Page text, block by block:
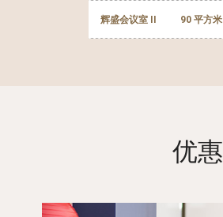
辉盛会议室 II 90 平方米
优惠